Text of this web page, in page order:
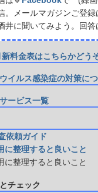
。メールマガジンご登
井に聞いてみよう。回
料金表はこちらかどう
イルス感染症の対策に
ービス一覧
依頼ガイド
に整理すると良いこと
に整理すると良いこと
チェック